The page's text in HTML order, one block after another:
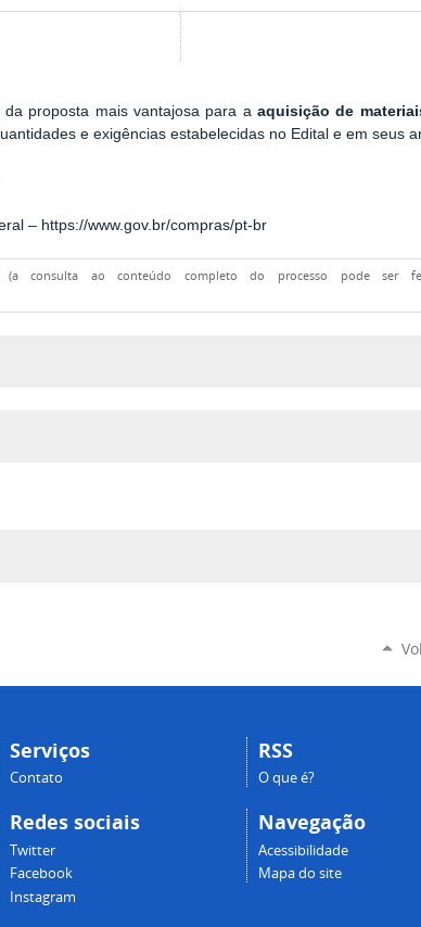
proposta mais vantajosa para a aquisição de
e exigências estabelecidas no Edital e em seus
– https://www.gov.br/compras/pt-br
92 (a consulta ao conteúdo completo do processo pode ser
Serviços
Contato
Redes sociais
Twitter
Facebook
Instagram
RSS
O que é?
Navegação
Acessibilidade
Mapa do site